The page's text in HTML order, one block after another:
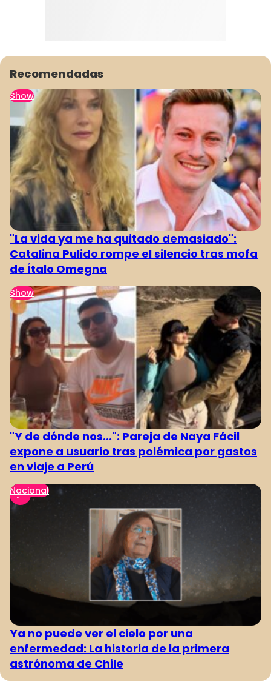
Recomendadas
Show
"La vida ya me ha quitado demasiado":
Catalina Pulido rompe el silencio tras mofa
de Ítalo Omegna
Show
"Y de dónde nos...": Pareja de Naya Fácil
expone a usuario tras polémica por gastos
en viaje a Perú
Nacional
Ya no puede ver el cielo por una
enfermedad: La historia de la primera
astrónoma de Chile